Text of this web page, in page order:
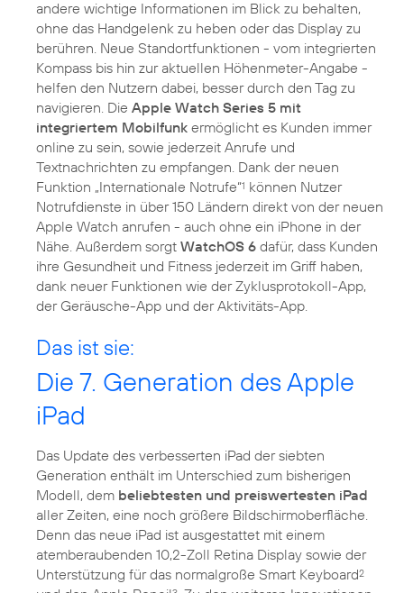
andere wichtige Informationen im Blick zu behalten,
ohne das Handgelenk zu heben oder das Display zu
berühren. Neue Standortfunktionen - vom integrierten
Kompass bis hin zur aktuellen Höhenmeter-Angabe -
helfen den Nutzern dabei, besser durch den Tag zu
navigieren. Die Apple Watch Series 5 mit
integriertem Mobilfunk ermöglicht es Kunden immer
online zu sein, sowie jederzeit Anrufe und
Textnachrichten zu empfangen. Dank der neuen
Funktion „Internationale Notrufe“1 können Nutzer
Notrufdienste in über 150 Ländern direkt von der neuen
Apple Watch anrufen - auch ohne ein iPhone in der
Nähe. Außerdem sorgt WatchOS 6 dafür, dass Kunden
ihre Gesundheit und Fitness jederzeit im Griff haben,
dank neuer Funktionen wie der Zyklusprotokoll-App,
der Geräusche-App und der Aktivitäts-App.
Das ist sie:
Die 7. Generation des Apple
iPad
Das Update des verbesserten iPad der siebten
Generation enthält im Unterschied zum bisherigen
Modell, dem beliebtesten und preiswertesten iPad
aller Zeiten, eine noch größere Bildschirmoberfläche.
Denn das neue iPad ist ausgestattet mit einem
atemberaubenden 10,2-Zoll Retina Display sowie der
Unterstützung für das normalgroße Smart Keyboard2